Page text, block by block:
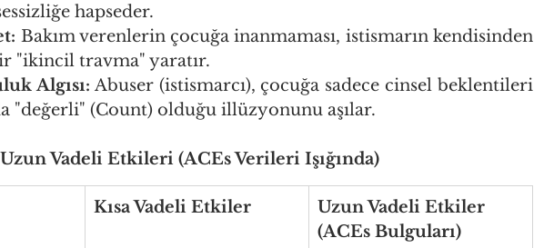
hapseder.
Bakım verenlerin çocuğa inanmaması, istismarın kendisinden
"ikincil travma" yaratır.
Algısı: Abuser (istismarcı), çocuğa sadece cinsel beklentileri
"değerli" (Count) olduğu illüzyonunu aşılar.
Uzun Vadeli Etkileri (ACEs Verileri Işığında)
Kısa Vadeli Etkiler
Uzun Vadeli Etkiler
(ACEs Bulguları)